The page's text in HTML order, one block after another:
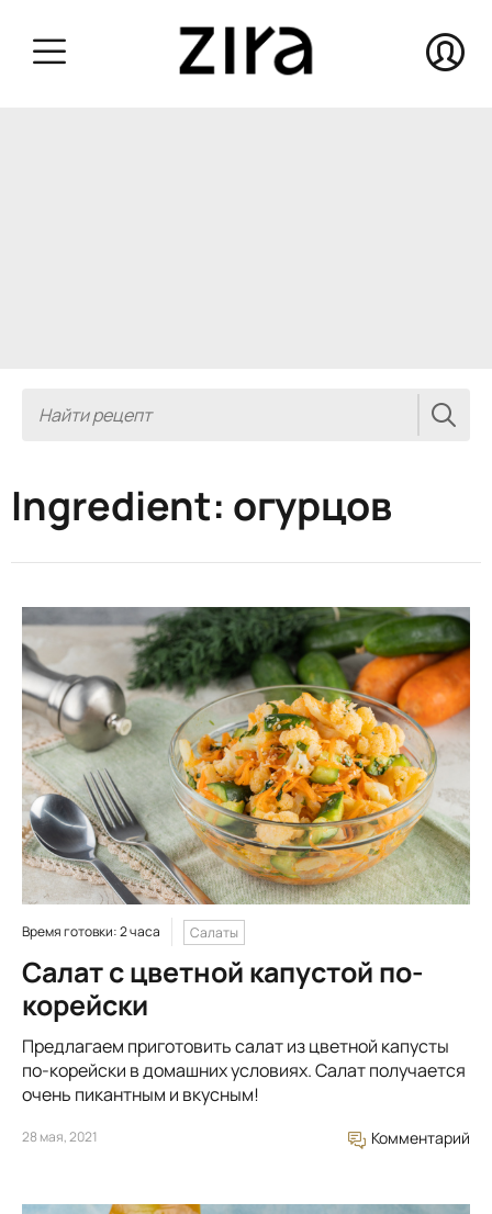
Ingredient: огурцов
Время готовки: 2 часа Салаты
Салат с цветной капустой по-
корейски
Предлагаем приготовить салат из цветной капусты
по-корейски в домашних условиях. Салат получается
очень пикантным и вкусным!
28 мая, 2021 Комментарий